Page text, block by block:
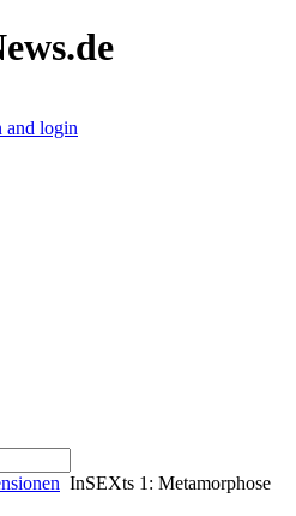
and login
InSEXts 1: Metamorphose